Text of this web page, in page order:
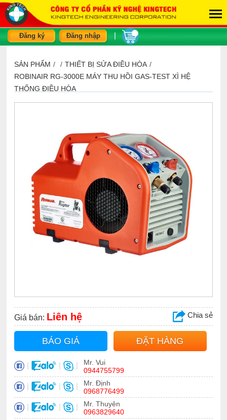
Đăng ký Đăng nhập
SẢN PHẨM / / THIẾT BỊ SỬA ĐIỀU HÒA /
ROBINAIR RG-3000E MÁY THU HỒI GAS-TEST XÌ HỆ
THỐNG ĐIỀU HÒA
Giá bán: Liên hệ Chia sẻ
BÁO GIÁ ĐẶT HÀNG
| | |
Mr. Vui
0944755799
| | |
Mr. Định
0968776499
| | |
Mr. Thuyên
0963829640